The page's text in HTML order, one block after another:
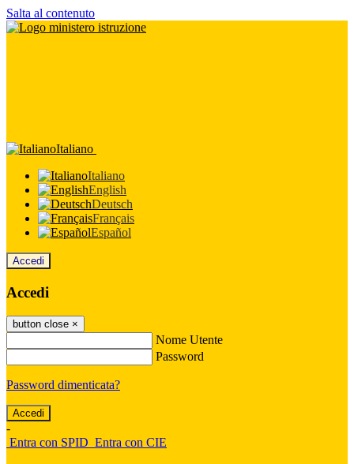
Salta al contenuto
Italiano
Italiano
English
Deutsch
Français
Español
Accedi
Accedi
button close ×
Nome Utente
Password
Password dimenticata?
-
Entra con SPID Entra con CIE